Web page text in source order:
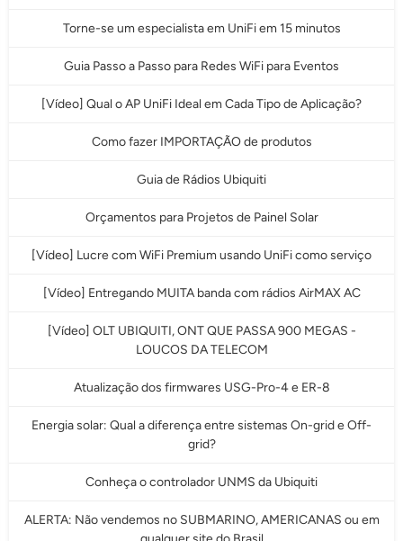
Torne-se um especialista em UniFi em 15 minutos
Guia Passo a Passo para Redes WiFi para Eventos
[Vídeo] Qual o AP UniFi Ideal em Cada Tipo de Aplicação?
Como fazer IMPORTAÇÃO de produtos
Guia de Rádios Ubiquiti
Orçamentos para Projetos de Painel Solar
[Vídeo] Lucre com WiFi Premium usando UniFi como serviço
[Vídeo] Entregando MUITA banda com rádios AirMAX AC
[Vídeo] OLT UBIQUITI, ONT QUE PASSA 900 MEGAS -
LOUCOS DA TELECOM
Atualização dos firmwares USG-Pro-4 e ER-8
Energia solar: Qual a diferença entre sistemas On-grid e Off-
grid?
Conheça o controlador UNMS da Ubiquiti
ALERTA: Não vendemos no SUBMARINO, AMERICANAS ou em